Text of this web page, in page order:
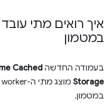
איך רואים מתי
במטמון
בעמודה החדשה Cached
Storage
במטמון.